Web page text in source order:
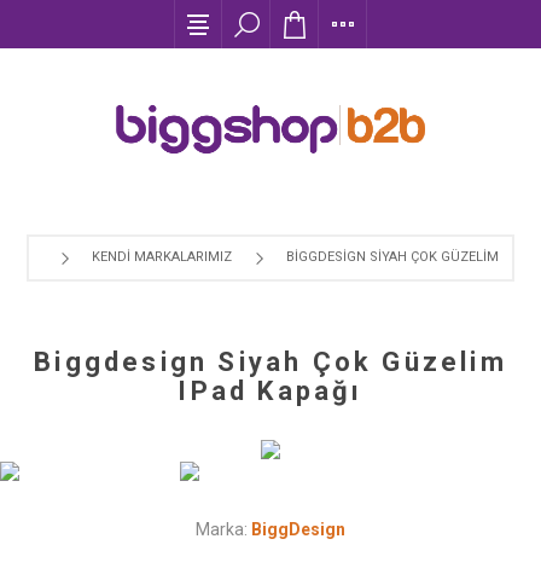
KENDI MARKALARIMIZ BIGGDESIGN SIYAH ÇOK GÜZELIM IPAD
Biggdesign Siyah Çok Güzelim
IPad Kapağı
Marka: BiggDesign